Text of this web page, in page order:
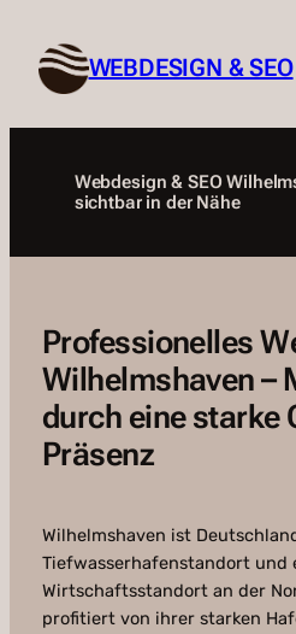
Inhalt
springen WEBDESIGN & SEO
Webdesign & SEO
sichtbar in der Nähe
Professionelles
Wilhelmshaven –
durch eine starke
Präsenz
Wilhelmshaven ist
Tiefwasserhafenstandort und
Wirtschaftsstandort an der
profitiert von ihrer starken